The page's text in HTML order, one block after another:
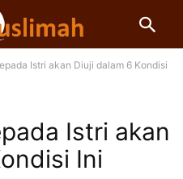
Istri akan Diuji dalam 6 Kondisi
Istri akan
Ini